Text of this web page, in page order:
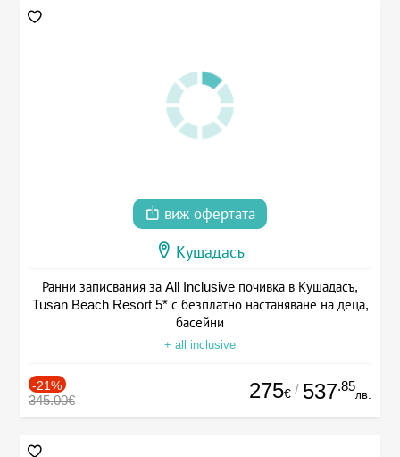
виж офертата
Кушадасъ
Ранни записвания за All Inclusive почивка в Кушадасъ,
Tusan Beach Resort 5* с безплатно настаняване на деца,
басейни
+ all inclusive
-21%
345.00€ 275€ / 537.85
лв.